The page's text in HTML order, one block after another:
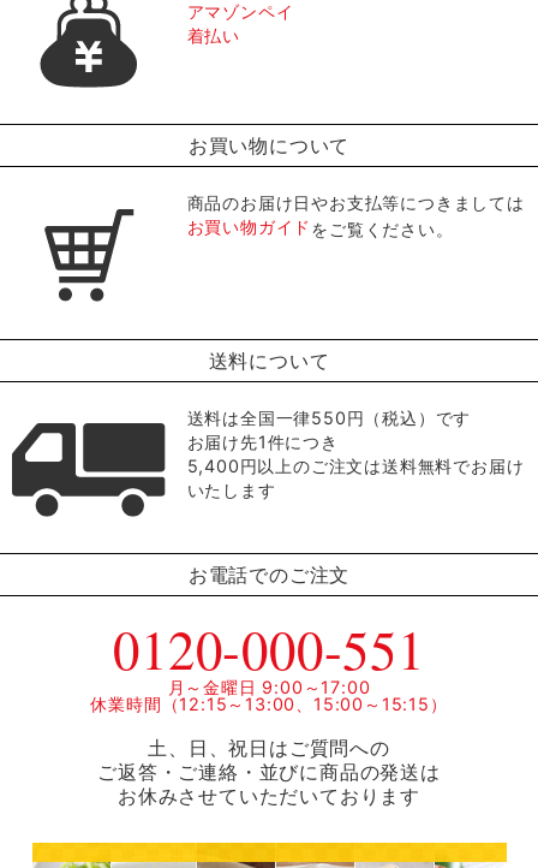
アマゾンペイ
着払い
お買い物について
商品のお届け日やお支払等につきましては
お買い物ガイド をご覧ください。
送料について
送料は全国一律550円（税込）です
お届け先1件につき
5,400円以上のご注文は送料無料でお届け
いたします
お電話でのご注文
0120-000-551
月～金曜日 9:00～17:00
休業時間（12:15～13:00、15:00～15:15）
土、日、祝日はご質問への
ご返答・ご連絡・並びに商品の発送は
お休みさせていただいております